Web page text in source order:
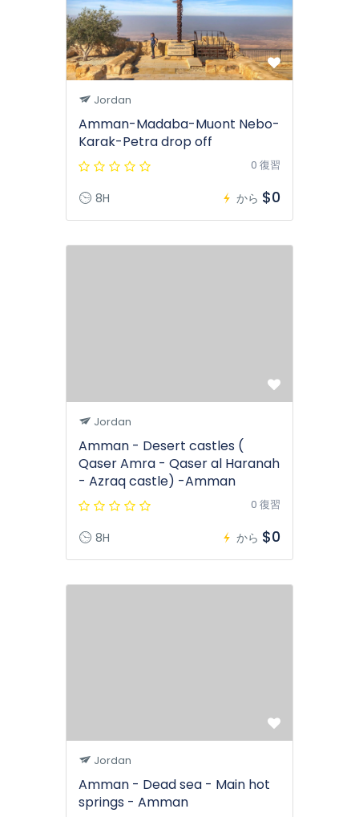
Jordan
Amman-Madaba-Muont Nebo-
Karak-Petra drop off
0 復習
8H から $0
Jordan
Amman - Desert castles (
Qaser Amra - Qaser al Haranah
- Azraq castle) -Amman
0 復習
8H から $0
Jordan
Amman - Dead sea - Main hot
springs - Amman